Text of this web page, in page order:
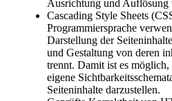
Ausrichtung und Auflösung
Cascading Style Sheets
Programmiersprache
Darstellung der
und Gestaltung von deren
trennt. Damit ist es
eigene
Seiteninhalte darzustellen.